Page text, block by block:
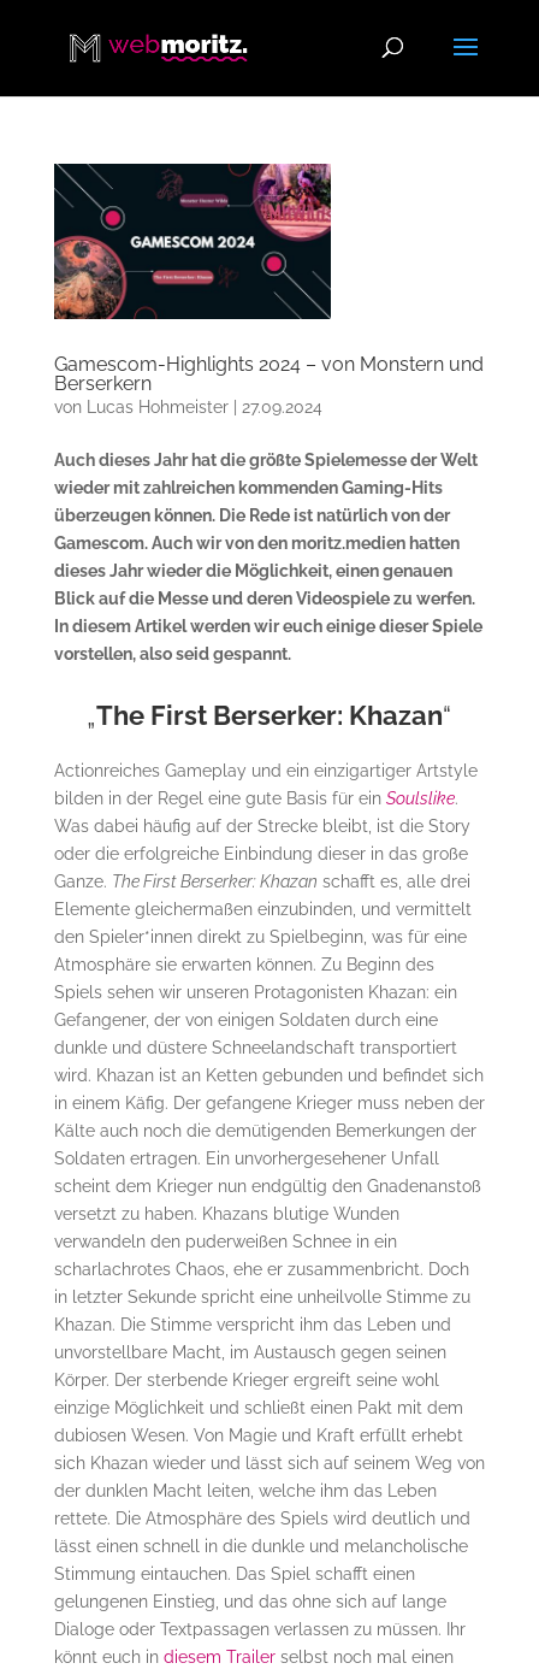
Gamescom-Highlights 2024 – von Monstern und
Berserkern
von Lucas Hohmeister| 27.09.2024
Auch dieses Jahr hat die größte Spielemesse der Welt
wieder mit zahlreichen kommenden Gaming-Hits
überzeugen können. Die Rede ist natürlich von der
Gamescom. Auch wir von den moritz.medien hatten
dieses Jahr wieder die Möglichkeit, einen genauen
Blick auf die Messe und deren Videospiele zu werfen.
In diesem Artikel werden wir euch einige dieser Spiele
vorstellen, also seid gespannt.
„The First Berserker: Khazan“
Actionreiches Gameplay und ein einzigartiger Artstyle
bilden in der Regel eine gute Basis für ein Soulslike.
Was dabei häufig auf der Strecke bleibt, ist die Story
oder die erfolgreiche Einbindung dieser in das große
Ganze. The First Berserker: Khazan schafft es, alle drei
Elemente gleichermaßen einzubinden, und vermittelt
den Spieler*innen direkt zu Spielbeginn, was für eine
Atmosphäre sie erwarten können. Zu Beginn des
Spiels sehen wir unseren Protagonisten Khazan: ein
Gefangener, der von einigen Soldaten durch eine
dunkle und düstere Schneelandschaft transportiert
wird. Khazan ist an Ketten gebunden und befindet sich
in einem Käfig. Der gefangene Krieger muss neben der
Kälte auch noch die demütigenden Bemerkungen der
Soldaten ertragen. Ein unvorhergesehener Unfall
scheint dem Krieger nun endgültig den Gnadenanstoß
versetzt zu haben. Khazans blutige Wunden
verwandeln den puderweißen Schnee in ein
scharlachrotes Chaos, ehe er zusammenbricht. Doch
in letzter Sekunde spricht eine unheilvolle Stimme zu
Khazan. Die Stimme verspricht ihm das Leben und
unvorstellbare Macht, im Austausch gegen seinen
Körper. Der sterbende Krieger ergreift seine wohl
einzige Möglichkeit und schließt einen Pakt mit dem
dubiosen Wesen. Von Magie und Kraft erfüllt erhebt
sich Khazan wieder und lässt sich auf seinem Weg von
der dunklen Macht leiten, welche ihm das Leben
rettete. Die Atmosphäre des Spiels wird deutlich und
lässt einen schnell in die dunkle und melancholische
Stimmung eintauchen. Das Spiel schafft einen
gelungenen Einstieg, und das ohne sich auf lange
Dialoge oder Textpassagen verlassen zu müssen. Ihr
könnt euch in diesem Trailerselbst noch mal einen